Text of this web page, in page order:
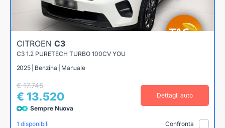
CITROEN C3
C3 1.2 PURETECH TURBO 100CV YOU
2025 | Benzina | Manuale
€ 17.745
€ 13.520
Sempre Nuova
Dettagli auto
1 disponibili Confronta